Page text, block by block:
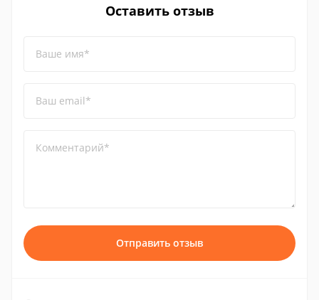
Оставить отзыв
Ваше имя*
Ваш email*
Комментарий*
Отправить отзыв